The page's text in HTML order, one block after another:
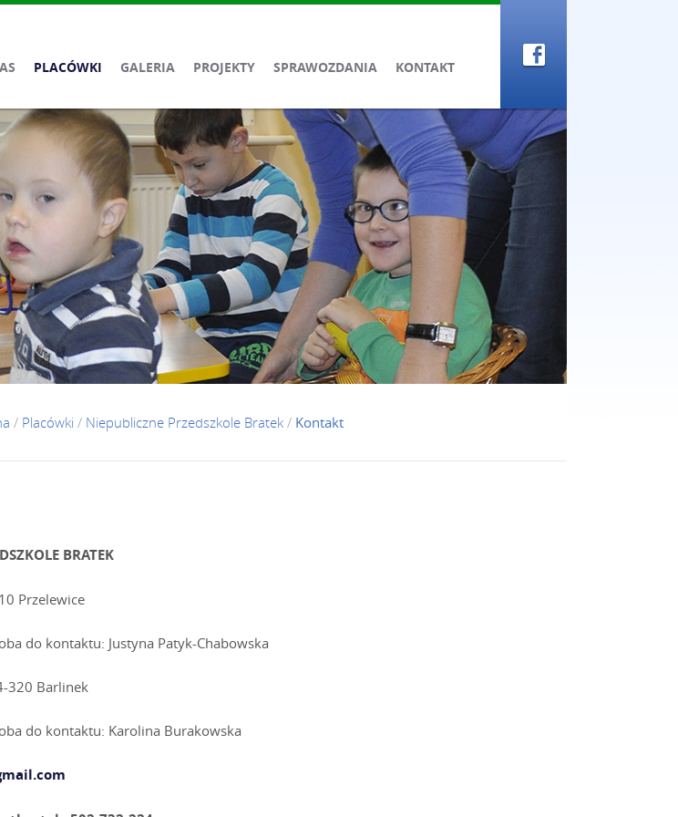
PLACÓWKI GALERIA PROJEKTY SPRAWOZDANIA KONTAKT
/ Placówki / Niepubliczne Przedszkole Bratek / Kontakt
BRATEK
Przelewice
do kontaktu: Justyna Patyk-Chabowska
320 Barlinek
do kontaktu: Karolina Burakowska